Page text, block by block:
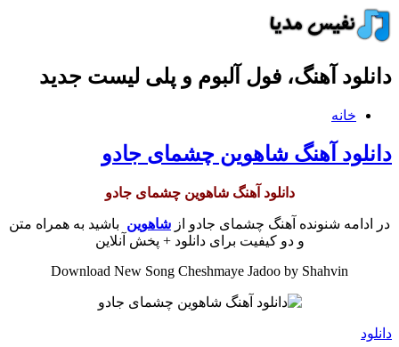
دانلود آهنگ، فول آلبوم و پلی لیست جدید
خانه
دانلود آهنگ شاهوین چشمای جادو
دانلود آهنگ شاهوین چشمای جادو
در ادامه شنونده آهنگ چشمای جادو از شاهوین باشید به همراه متن
و دو کیفیت برای دانلود + پخش آنلاین
Download New Song Cheshmaye Jadoo by Shahvin
دانلود